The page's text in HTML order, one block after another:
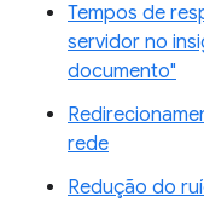
Tempos de
servidor no
documento"
rede
Redução do